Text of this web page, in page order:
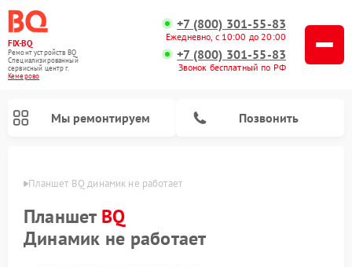
FIX-BQ
Ремонт устройств BQ
Специализированный
cервисный центр г.
Кемерово
+7 (800) 301-55-83
Ежедневно, с 10:00 до 20:00
+7 (800) 301-55-83
Звонок бесплатный по РФ
Мы ремонтируем Позвонить
Планшет BQ динамик не работает
Планшет BQ
Динамик не работает